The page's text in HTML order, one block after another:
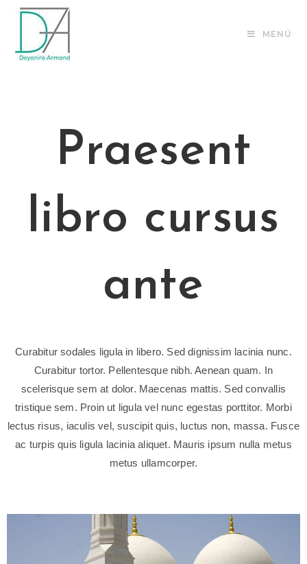
MENÚ
Praesent
libro cursus
ante
Curabitur sodales ligula in libero. Sed dignissim lacinia nunc.
Curabitur tortor. Pellentesque nibh. Aenean quam. In
scelerisque sem at dolor. Maecenas mattis. Sed convallis
tristique sem. Proin ut ligula vel nunc egestas porttitor. Morbi
lectus risus, iaculis vel, suscipit quis, luctus non, massa. Fusce
ac turpis quis ligula lacinia aliquet. Mauris ipsum nulla metus
metus ullamcorper.